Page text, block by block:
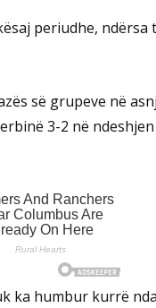
periudhe,
së grupeve në
3-2 në
ka humbur kurrë